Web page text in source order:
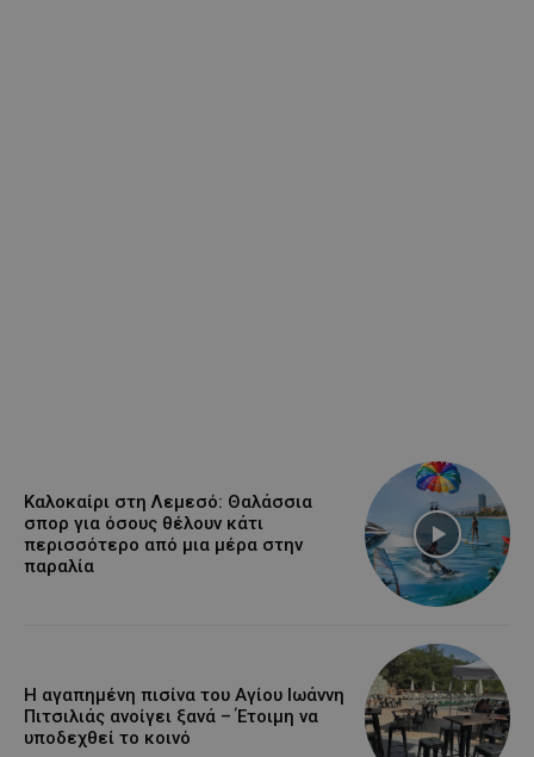
Καλοκαίρι στη Λεμεσό: Θαλάσσια
σπορ για όσους θέλουν κάτι
περισσότερο από μια μέρα στην
παραλία
Η αγαπημένη πισίνα του Αγίου Ιωάννη
Πιτσιλιάς ανοίγει ξανά – Έτοιμη να
υποδεχθεί το κοινό